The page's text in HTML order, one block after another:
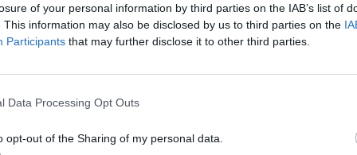
of your personal information by third parties on the IAB’s list of
This information may also be disclosed by us to third parties on the
Participants that may further disclose it to other third parties.
Data Processing Opt Outs
opt-out of the Sharing of my personal data.